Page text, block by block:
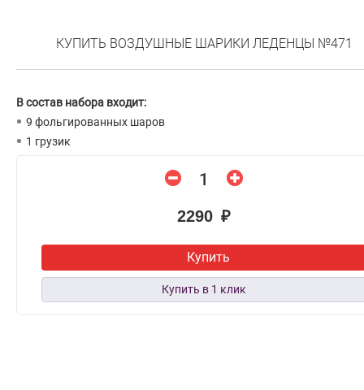
КУПИТЬ ВОЗДУШНЫЕ ШАРИКИ ЛЕДЕНЦЫ №471
В состав набора входит:
9 фольгированных шаров
1 грузик
2290 ₽
Купить